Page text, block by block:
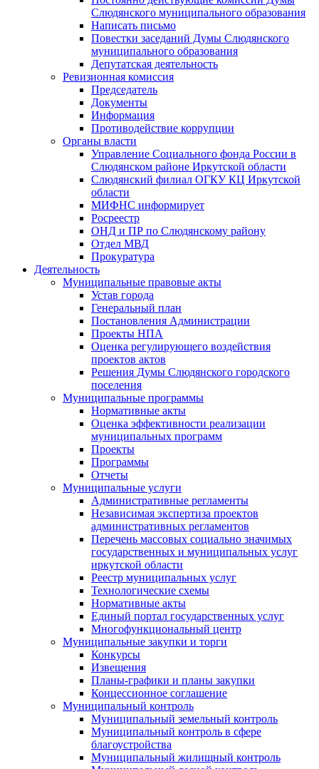
Слюдянского муниципального образования
Написать письмо
Повестки заседаний Думы Слюдянского
муниципального образования
Депутатская деятельность
Ревизионная комиссия
Председатель
Документы
Информация
Противодействие коррупции
Органы власти
Управление Социального фонда России в
Слюдянском районе Иркутской области
Слюдянский филиал ОГКУ КЦ Иркутской
области
МИФНС информирует
Росреестр
ОНД и ПР по Слюдянскому району
Отдел МВД
Прокуратура
Деятельность
Муниципальные правовые акты
Устав города
Генеральный план
Постановления Администрации
Проекты НПА
Оценка регулирующего воздействия
проектов актов
Решения Думы Слюдянского городского
поселения
Муниципальные программы
Нормативные акты
Оценка эффективности реализации
муниципальных программ
Проекты
Программы
Отчеты
Муниципальные услуги
Административные регламенты
Независимая экспертиза проектов
административных регламентов
Перечень массовых социально значимых
государственных и муниципальных услуг
иркутской области
Реестр муниципальных услуг
Технологические схемы
Нормативные акты
Единый портал государственных услуг
Многофункциональный центр
Муниципальные закупки и торги
Конкурсы
Извещения
Планы-графики и планы закупки
Концессионное соглашение
Муниципальный контроль
Муниципальный земельный контроль
Муниципальный контроль в сфере
благоустройства
Муниципальный жилищный контроль